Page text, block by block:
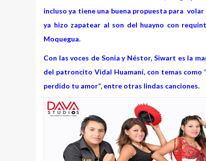
incluso ya tiene una buena propuesta para
ya hizo zapatear al son del huayno con
Moquegua.
Con las voces de Sonia y Néstor, Siwart es la
del patroncito Vidal Huamaní, con temas como
perdido tu amor”, entre otras lindas canciones.